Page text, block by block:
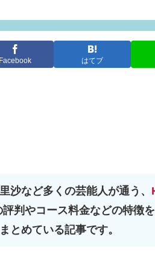
Facebook はてブ
沙など多くの芸能人が通う、
評判やコース料金などの特徴
とめている記事です。